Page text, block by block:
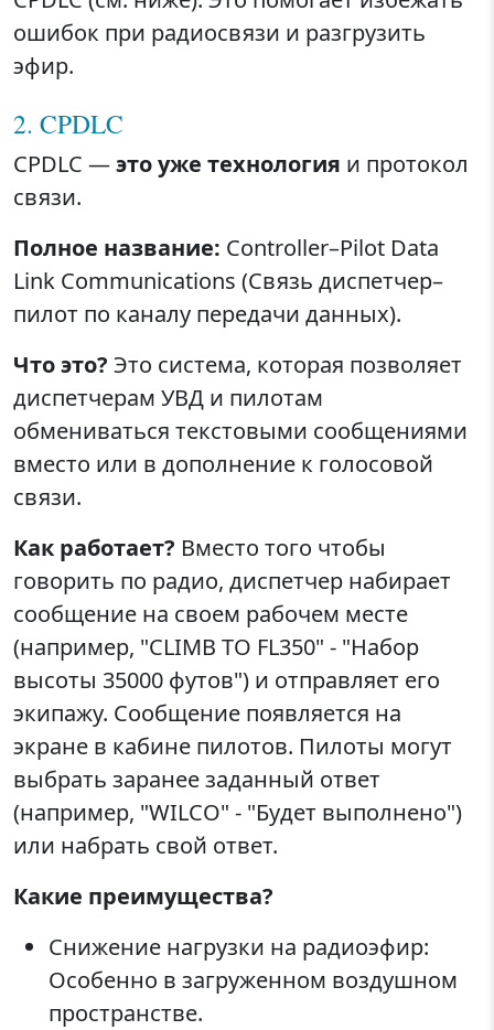
ошибок при радиосвязи и разгрузить
эфир.
2. CPDLC
CPDLC —это уже технология и протокол
связи.
Полное название: Controller–Pilot Data
Link Communications (Связь диспетчер–
пилот по каналу передачи данных).
Что это? Это система, которая позволяет
диспетчерам УВД и пилотам
обмениваться текстовыми сообщениями
вместо или в дополнение к голосовой
связи.
Как работает? Вместо того чтобы
говорить по радио, диспетчер набирает
сообщение на своем рабочем месте
(например, "CLIMB TO FL350" - "Набор
высоты 35000 футов") и отправляет его
экипажу. Сообщение появляется на
экране в кабине пилотов. Пилоты могут
выбрать заранее заданный ответ
(например, "WILCO" - "Будет выполнено")
или набрать свой ответ.
Какие преимущества?
Снижение нагрузки на радиоэфир:
Особенно в загруженном воздушном
пространстве.